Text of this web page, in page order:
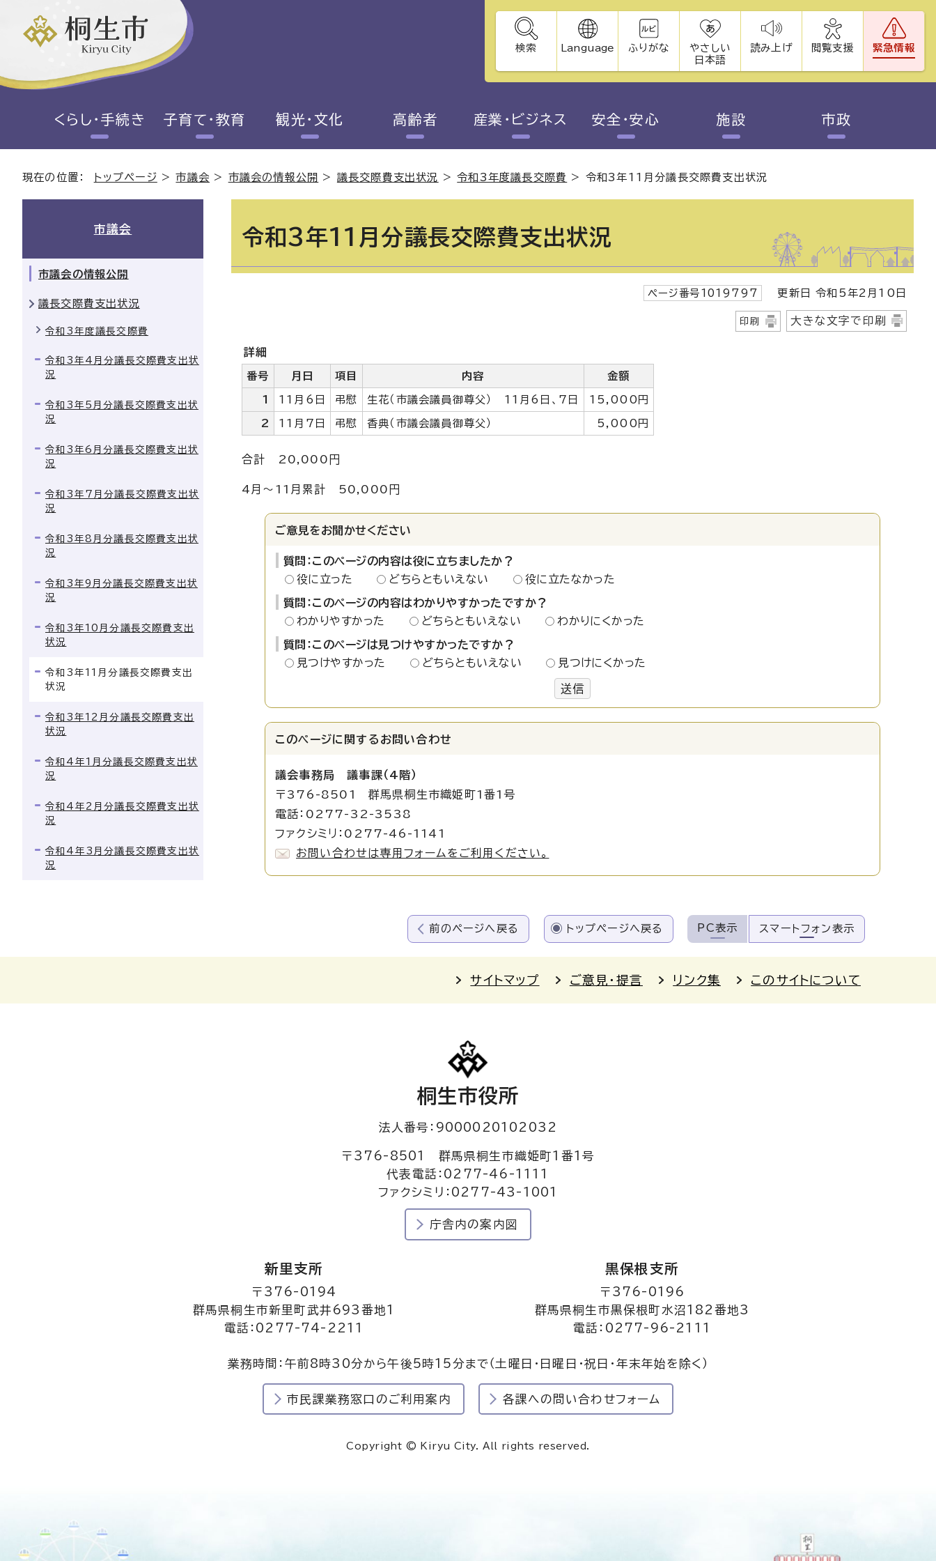
検索 Language ふりがな
やさしい
日本語
読み上げ 閲覧支援 緊急情報
くらし・手続き 子育て・教育 観光・文化 高齢者 産業・ビジネス 安全・安心 施設 市政
現在の位置： トップページ >市議会 > 市議会の情報公開 > 議長交際費支出状況 >令和3年度議長交際費 > 令和3年11月分議長交際費支出状況
令和3年11月分議長交際費支出状況
ページ番号1019797 更新日 令和5年2月10日
印刷 大きな文字で印刷
詳細
番号 月日 項目 内容 金額
1 11月6日 弔慰 生花（市議会議員御尊父） 11月6日、7日 15,000円
2 11月7日 弔慰 香典（市議会議員御尊父） 5,000円
合計 20,000円
4月～11月累計 50,000円
ご意見をお聞かせください
質問：このページの内容は役に立ちましたか？
役に立った
どちらともいえない 役に立たなかった
質問：このページの内容はわかりやすかったですか？
わかりやすかった
どちらともいえない わかりにくかった
質問：このページは見つけやすかったですか？
見つけやすかった
どちらともいえない 見つけにくかった
送信
このページに関する お問い合わせ
議会事務局 議事課（4階）
〒376-8501 群馬県桐生市織姫町1番1号
電話：0277-32-3538
ファクシミリ：0277-46-1141
お問い合わせは専用フォームをご利用ください。
市議会
市議会の情報公開
議長交際費支出状況
令和3年度議長交際費
令和3年4月分議長交際費支出状
況
令和3年5月分議長交際費支出状
況
令和3年6月分議長交際費支出状
況
令和3年7月分議長交際費支出状
況
令和3年8月分議長交際費支出状
況
令和3年9月分議長交際費支出状
況
令和3年10月分議長交際費支出
状況
令和3年11月分議長交際費支出
状況
令和3年12月分議長交際費支出
状況
令和4年1月分議長交際費支出状
況
令和4年2月分議長交際費支出状
況
令和4年3月分議長交際費支出状
況
前のページへ戻る トップページへ戻る PC表示 スマートフォン表示
サイトマップ ご意見・提言 リンク集 このサイトについて
桐生市役所
法人番号：9000020102032
〒376-8501 群馬県桐生市織姫町1番1号
代表電話：0277-46-1111
ファクシミリ：0277-43-1001
庁舎内の案内図
新里支所
〒376-0194
群馬県桐生市新里町武井693番地1
電話：0277-74-2211
黒保根支所
〒376-0196
群馬県桐生市黒保根町水沼182番地3
電話：0277-96-2111
業務時間：午前8時30分から午後5時15分まで（土曜日・日曜日・祝日・年末年始を除く）
市民課業務窓口のご利用案内 各課への問い合わせフォーム
Copyright © Kiryu City. All rights reserved.